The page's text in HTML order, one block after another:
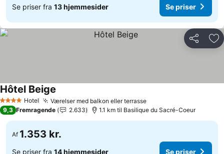
Se priser fra 13 hjemmesider Se priser
Del
4 StjernerHotel Værelser med balkon eller terrasseSe priser
Hôtel Beige
9,3 Fremragende 2.633 1.1 km til Basilique du Sacré-Coeur
Af 1.353 kr.
Se priser fra 14 hjemmesider Se priser